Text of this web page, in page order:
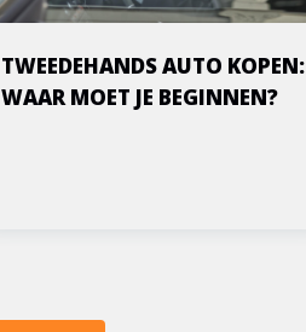
TWEEDEHANDS AUTO KOPEN:
WAAR MOET JE BEGINNEN?